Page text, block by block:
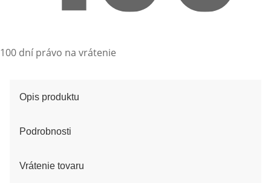
100 dní právo na vrátenie
Opis produktu
Podrobnosti
Vrátenie tovaru